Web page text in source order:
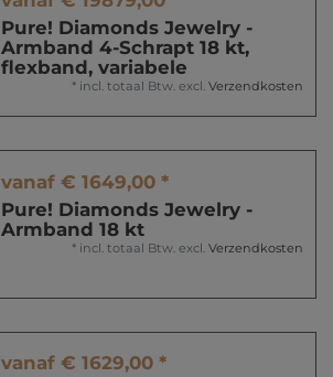
Pure! Diamonds Jewelry -
Armband 4-Schrapt 18 kt,
flexband, variabele
* incl. totaal Btw. excl. Verzendkosten
vanaf € 1649,00 *
Pure! Diamonds Jewelry -
Armband 18 kt
* incl. totaal Btw. excl. Verzendkosten
vanaf € 1629,00 *